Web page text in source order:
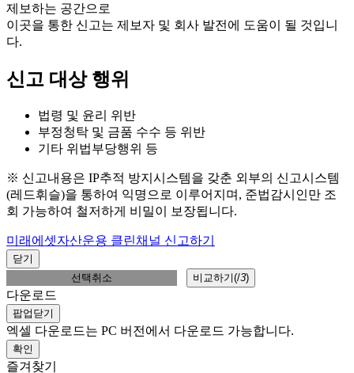
제보하는 공간으로
이곳을 통한 신고는 제보자 및 회사 발전에 도움이 될 것입니
다.
신고 대상 행위
법령 및 윤리 위반
부정청탁 및 금품 수수 등 위반
기타 위법부당행위 등
※ 신고내용은 IP추적 방지시스템을 갖춘 외부의 신고시스템
(레드휘슬)을 통하여 익명으로 이루어지며, 준법감시인만 조
회 가능하여 철저하게 비밀이 보장됩니다.
미래에셋자산운용 클린채널 신고하기
닫기
선택취소
비교하기(/3)
다운로드
팝업닫기
엑셀 다운로드는 PC 버전에서 다운로드 가능합니다.
확인
즐겨찾기